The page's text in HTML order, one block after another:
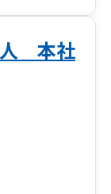
人 本社